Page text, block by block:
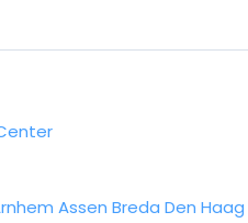
Assen Breda Den Haag